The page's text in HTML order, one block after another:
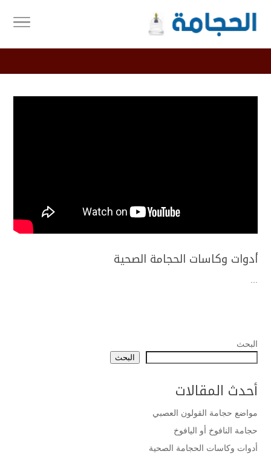
أدوات وكاسات الحجامة الصحية
...
البحث
البحث
أحدث المقالات
مواضع حجامة القولون العصبي
حجامة النافوخ أو اليافوخ
أدوات وكاسات الحجامة الصحية